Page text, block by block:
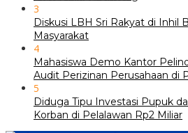
3
Diskusi LBH Sri Rakyat di Inhil
Masyarakat
4
Mahasiswa Demo Kantor
Audit Perizinan Perusahaan di
5
Diduga Tipu Investasi Pupuk
Korban di Pelalawan Rp2 Miliar